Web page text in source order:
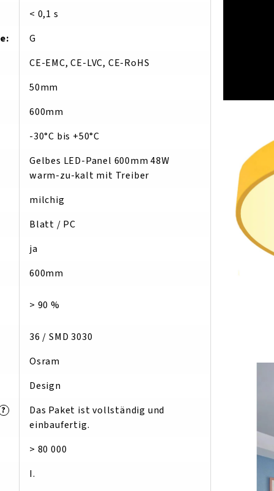
< 0,1 s
:
G
CE-EMC, CE-LVC, CE-RoHS
50mm
600mm
-30°C bis +50°C
Gelbes LED-Panel 600mm 48W
warm-zu-kalt mit Treiber
milchig
Blatt / PC
ja
600mm
> 90 %
36 / SMD 3030
Osram
Design
?
Das Paket ist vollständig und
einbaufertig.
> 80 000
I.